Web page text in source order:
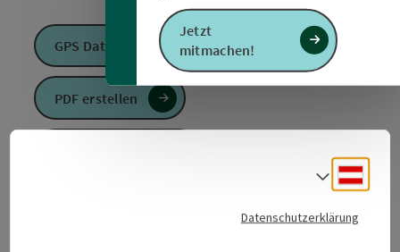
Jetzt
mitmachen!
GPS Daten downloaden
PDF erstellen
Datenschutzerklärung